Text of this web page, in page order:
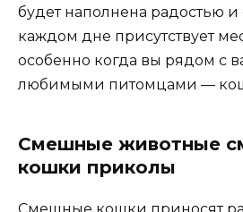
будет наполнена радостью
каждом дне присутствует
особенно когда вы рядом с
любимыми питомцами —
Смешные животные
кошки приколы